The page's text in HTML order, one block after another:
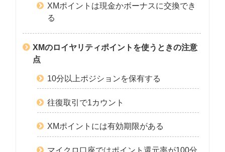
XMポイントは現金かボーナスに交換でき
る
XMのロイヤリティポイントを使うときの注意
点
10分以上ポジションを保有する
往復取引で1カウント
XMポイントには有効期限がある
マイクロ口座ではポイント還元率が100分